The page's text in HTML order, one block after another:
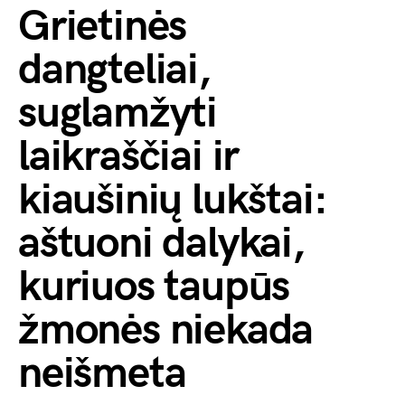
Grietinės
dangteliai,
suglamžyti
laikraščiai ir
kiaušinių lukštai:
aštuoni dalykai,
kuriuos taupūs
žmonės niekada
neišmeta